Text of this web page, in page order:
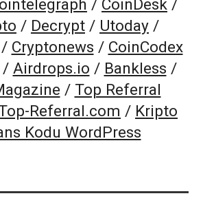
/ CoinDesk /
/ Decrypt / Utoday /
/ Cryptonews / CoinCodex
Airdrops.io / Bankless /
/ Top Referral
Referral.com / Kripto
Kodu WordPress